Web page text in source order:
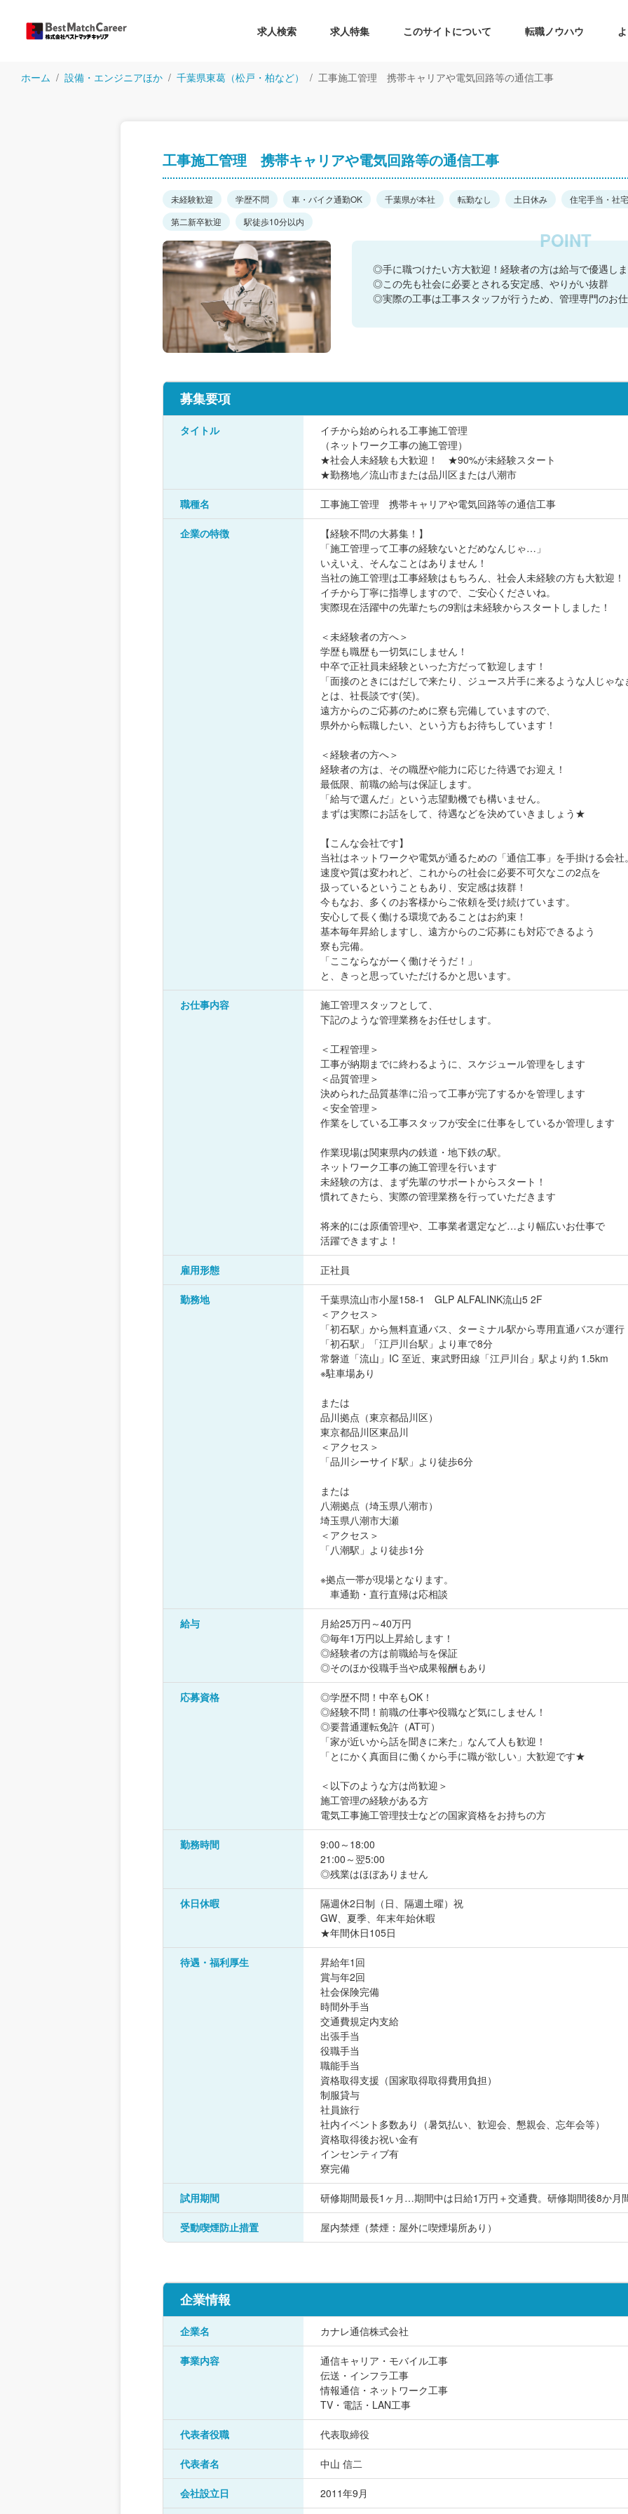
求人検索 求人特集 このサイトについて 転職ノウハウ
ホーム 設備・エンジニアほか 千葉県東葛（松戸・柏など） 工事施工管理 携帯キャリアや電気回路等の通信工事
工事施工管理 携帯キャリアや電気回路等の通信工事
未経験歓迎 学歴不問 車・バイク通勤OK 千葉県が本社 転勤なし 土日休み 住宅手当・社
第二新卒歓迎
駅徒歩10分以内
◎手に職つけたい方大歓迎！経験者の方は給与で優遇し
◎この先も社会に必要とされる安定感、やりがい抜群
◎実際の工事は工事スタッフが行うため、管理専門のお
募集要項
タイトル
イチから始められる工事施工管理
（ネットワーク工事の施工管理）
★社会人未経験も大歓迎！ ★90%が未経験スタート
★勤務地／流山市または品川区または八潮市
職種名 工事施工管理 携帯キャリアや電気回路等の通信工事
企業の特徴
【経験不問の大募集！】
「施工管理って工事の経験ないとだめなんじゃ…」
いえいえ、そんなことはありません！
当社の施工管理は工事経験はもちろん、社会人未経験の方も大歓迎！
イチから丁寧に指導しますので、ご安心くださいね。
実際現在活躍中の先輩たちの9割は未経験からスタートしました！
＜未経験者の方へ＞
学歴も職歴も一切気にしません！
中卒で正社員未経験といった方だって歓迎します！
「面接のときにはだしで来たり、ジュース片手に来るような人じゃな
とは、社長談です(笑)。
遠方からのご応募のために寮も完備していますので、
県外から転職したい、という方もお待ちしています！
＜経験者の方へ＞
経験者の方は、その職歴や能力に応じた待遇でお迎え！
最低限、前職の給与は保証します。
「給与で選んだ」という志望動機でも構いません。
まずは実際にお話をして、待遇などを決めていきましょう★
【こんな会社です】
当社はネットワークや電気が通るための「通信工事」を手掛ける会社。
速度や質は変われど、これからの社会に必要不可欠なこの2点を
扱っているということもあり、安定感は抜群！
今もなお、多くのお客様からご依頼を受け続けています。
安心して長く働ける環境であることはお約束！
基本毎年昇給しますし、遠方からのご応募にも対応できるよう
寮も完備。
「ここならながーく働けそうだ！」
と、きっと思っていただけるかと思います。
お仕事内容
施工管理スタッフとして、
下記のような管理業務をお任せします。
＜工程管理＞
工事が納期までに終わるように、スケジュール管理をします
＜品質管理＞
決められた品質基準に沿って工事が完了するかを管理します
＜安全管理＞
作業をしている工事スタッフが安全に仕事をしているか管理します
作業現場は関東県内の鉄道・地下鉄の駅。
ネットワーク工事の施工管理を行います
未経験の方は、まず先輩のサポートからスタート！
慣れてきたら、実際の管理業務を行っていただきます
将来的には原価管理や、工事業者選定など…より幅広いお仕事で
活躍できますよ！
雇用形態 正社員
勤務地
千葉県流山市小屋158-1 GLP ALFALINK流山5 2F
＜アクセス＞
「初石駅」から無料直通バス、ターミナル駅から専用直通バスが運行
「初石駅」「江戸川台駅」より車で8分
常磐道「流山」IC 至近、東武野田線「江戸川台」駅より約 1.5km
※駐車場あり
または
品川拠点（東京都品川区）
東京都品川区東品川
＜アクセス＞
「品川シーサイド駅」より徒歩6分
または
八潮拠点（埼玉県八潮市）
埼玉県八潮市大瀬
＜アクセス＞
「八潮駅」より徒歩1分
※拠点一帯が現場となります。
車通勤・直行直帰は応相談
給与
月給25万円～40万円
◎毎年1万円以上昇給します！
◎経験者の方は前職給与を保証
◎そのほか役職手当や成果報酬もあり
応募資格
◎学歴不問！中卒もOK！
◎経験不問！前職の仕事や役職など気にしません！
◎要普通運転免許（AT可）
「家が近いから話を聞きに来た」なんて人も歓迎！
「とにかく真面目に働くから手に職が欲しい」大歓迎です★
＜以下のような方は尚歓迎＞
施工管理の経験がある方
電気工事施工管理技士などの国家資格をお持ちの方
勤務時間
9:00～18:00
21:00～翌5:00
◎残業はほぼありません
休日休暇
隔週休2日制（日、隔週土曜）祝
GW、夏季、年末年始休暇
★年間休日105日
待遇・福利厚生
昇給年1回
賞与年2回
社会保険完備
時間外手当
交通費規定内支給
出張手当
役職手当
職能手当
資格取得支援（国家取得取得費用負担）
制服貸与
社員旅行
社内イベント多数あり（暑気払い、歓迎会、懇親会、忘年会等）
資格取得後お祝い金有
インセンティブ有
寮完備
試用期間 研修期間最長1ヶ月…期間中は日給1万円＋交通費。研修期間後8か月
受動喫煙防止措置 屋内禁煙（禁煙：屋外に喫煙場所あり）
企業情報
企業名 カナレ通信株式会社
事業内容
通信キャリア・モバイル工事
伝送・インフラ工事
情報通信・ネットワーク工事
TV・電話・LAN工事
代表者役職 代表取締役
代表者名 中山 信二
会社設立日 2011年9月